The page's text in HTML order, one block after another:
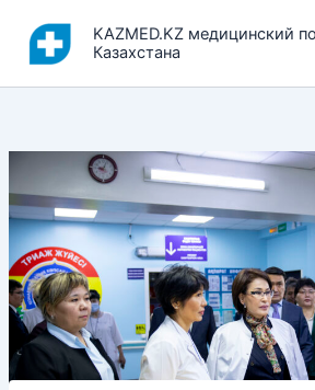
содержимому
KAZMED.KZ медицинский
Казахстана